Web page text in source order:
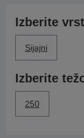
Izberite
Sijajni
Izberite
250